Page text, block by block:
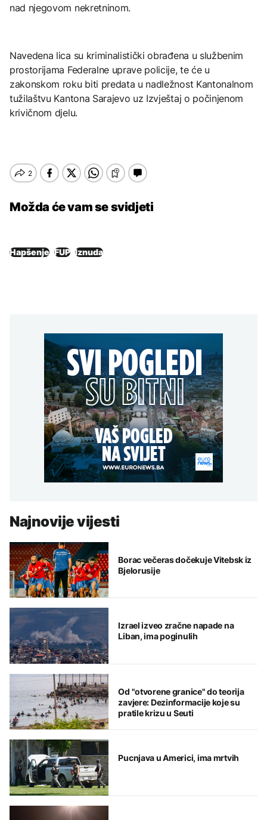
nad njegovom nekretninom.
Navedena lica su kriminalistički obrađena u službenim
prostorijama Federalne uprave policije, te će u
zakonskom roku biti predata u nadležnost Kantonalnom
tužilaštvu Kantona Sarajevo uz Izvještaj o počinjenom
krivičnom djelu.
Možda će vam se svidjeti
Hapšenje FUP Iznuda
Najnovije vijesti
Borac večeras dočekuje Vitebsk iz
Bjelorusije
Izrael izveo zračne napade na
Liban, ima poginulih
Od "otvorene granice" do teorija
zavjere: Dezinformacije koje su
pratile krizu u Seuti
Pucnjava u Americi, ima mrtvih